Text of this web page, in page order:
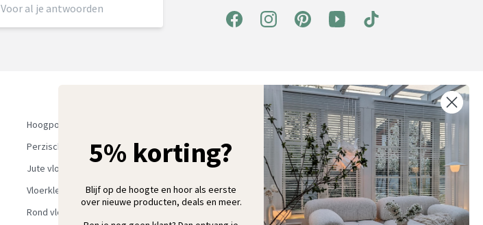
Voor al je antwoorden
Hoogpolig vloerkleed
Perzisch tapijt
Jute vloerkleed
Vloerkleed groen
Rond vloerkleed
Ontvang 5% korting op je eerste bestelling
Schrijf je in voor onze nieuwsbrief en ontvang als eerste nieuwe
wooninspiratie, collecties en aanbiedingen
Aanmelden
5% korting?
Blijf op de hoogte en hoor als eerste
over nieuwe producten, deals en meer.